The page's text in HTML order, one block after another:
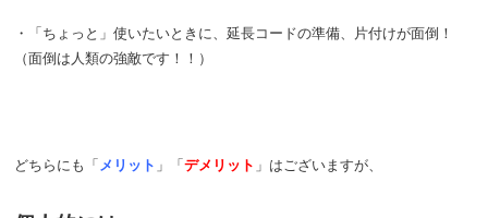
・「ちょっと」使いたいときに、延長コードの準備、片付けが面倒！
（面倒は人類の強敵です！！）
どちらにも「 メリット 」「デメリット 」はございますが、